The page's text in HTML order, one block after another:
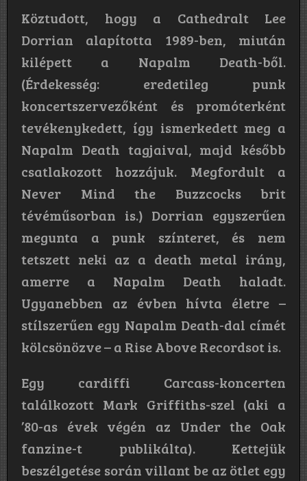
Köztudott, hogy a Cathedralt Lee
Dorrian alapította 1989-ben, miután
kilépett a Napalm Death-ből.
(Érdekesség: eredetileg punk
koncertszervezőként és promóterként
tevékenykedett, így ismerkedett meg a
Napalm Death tagjaival, majd később
csatlakozott hozzájuk. Megfordult a
Never Mind the Buzzcocks brit
tévéműsorban is.) Dorrian egyszerűen
megunta a punk színteret, és nem
tetszett neki az a death metal irány,
amerre a Napalm Death haladt.
Ugyanebben az évben hívta életre –
stílszerűen egy Napalm Death-dal címét
kölcsönözve – a Rise Above Recordsot is.
Egy cardiffi Carcass-koncerten
találkozott Mark Griffiths-szel (aki a
’80-as évek végén az Under the Oak
fanzine-t publikálta). Kettejük
beszélgetése során villant be az ötlet egy